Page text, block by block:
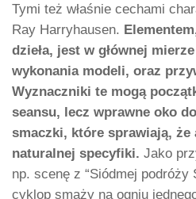
Tymi też właśnie cechami
Ray Harryhausen.
dzieła, jest w głównej
wykonania modeli, oraz
Wyznaczniki te mogą
seansu, lecz wprawne oko
smaczki, które sprawiają, że
naturalnej specyfiki. Jako
np. scenę z “Siódmej podróży
cyklop smaży na ogniu